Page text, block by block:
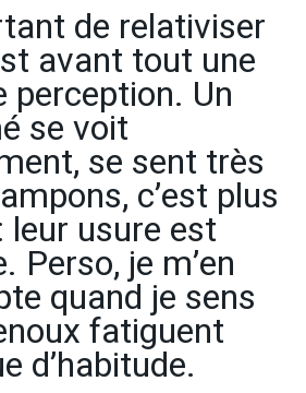
de relativiser
avant tout une
perception. Un
se voit
se sent très
c’est plus
leur usure est
Perso, je m’en
quand je sens
fatiguent
d’habitude.